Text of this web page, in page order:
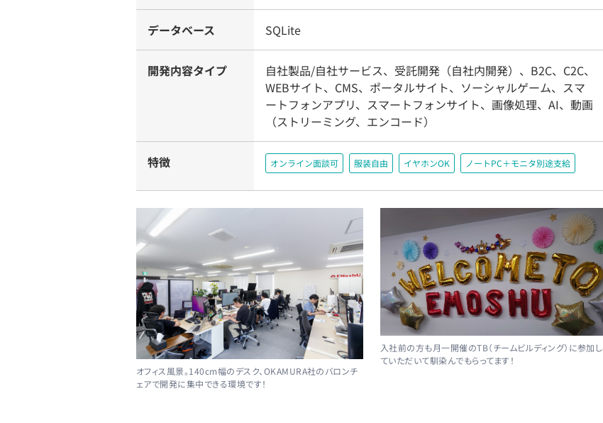
データベース SQLite
開発内容タイプ
自社製品/自社サービス、受託開発（自社内開発）、B2C、C2C、
WEBサイト、CMS、ポータルサイト、ソーシャルゲーム、スマ
ートフォンアプリ、スマートフォンサイト、画像処理、AI、動画
（ストリーミング、エンコード）
特徴 オンライン面談可 服装自由 イヤホンOK ノートPC＋モニタ別途支給
オフィス風景。140cm幅のデスク、OKAMURA社のバロンチ
ェアで開発に集中できる環境です！
入社前の方も月一開催のTB（チームビルディング）に参加し
ていただいて馴染んでもらってます！